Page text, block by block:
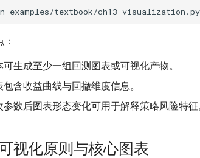
可生成至少一组回测图表或可视化产物。
包含收益曲线与回撤维度信息。
参数后图表形态变化可用于解释策略风险特征
视化原则与核心图表